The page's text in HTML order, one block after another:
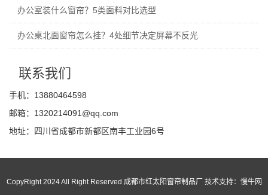
办公室装什么窗帘？5类面料对比选型
办公桌北面窗帘怎么挂？4处细节决定屏幕不反光
联系我们
手机：13880464598
邮箱：1320214091@qq.com
地址：四川省成都市新都区南丰工业园6号
CopyRight 2024 All Right Reserved 成都市红太阳窗帘制品厂 技术支持： 慢牛网